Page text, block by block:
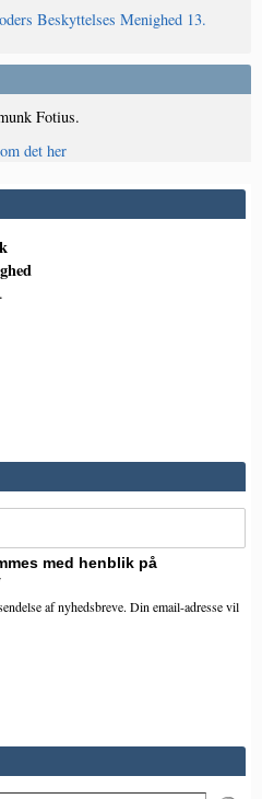
Beskyttelses Menighed 13.
Fotius.
det her
med henblik på
af nyhedsbreve. Din email-adresse vil